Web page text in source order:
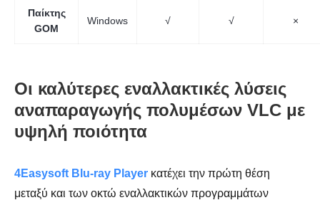
Παίκτης
GOM
Windows √ √ ×
Οι καλύτερες εναλλακτικές λύσεις
αναπαραγωγής πολυμέσων VLC με
υψηλή ποιότητα
4Easysoft Blu-ray Player κατέχει την πρώτη θέση
μεταξύ και των οκτώ εναλλακτικών προγραμμάτων